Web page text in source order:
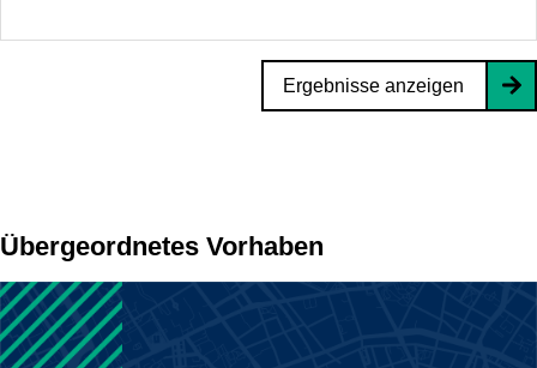
Ergebnisse anzeigen
Übergeordnetes Vorhaben